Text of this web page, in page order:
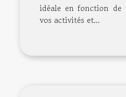
idéale en fonction de
vos activités et...